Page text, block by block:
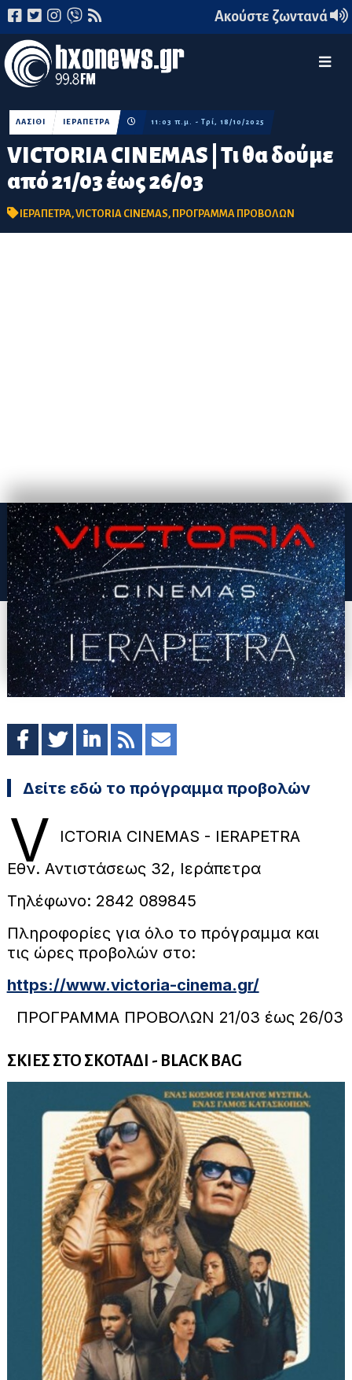
Ακούστε ζωντανά
VICTORIA CINEMAS | Τι θα δούμε
από 21/03 έως 26/03
ΛΑΣΙΘΙ ΙΕΡΑΠΕΤΡΑ 11:03 π.μ. - Τρί, 18/10/2025
ΙΕΡΑΠΕΤΡΑ,VICTORIA CINEMAS, ΠΡΟΓΡΑΜΜΑ ΠΡΟΒΟΛΩΝ
Δείτε εδώ το πρόγραμμα προβολών
V
ICTORIA CINEMAS - IERAPETRA
Εθν. Αντιστάσεως 32, Ιεράπετρα
Τηλέφωνο: 2842 089845
Πληροφορίες για όλο το πρόγραμμα και
τις ώρες προβολών στο:
https://www.victoria-cinema.gr/
ΠΡΟΓΡΑΜΜΑ ΠΡΟΒΟΛΩΝ 21/03 έως 26/03
ΣΚΙΕΣ ΣΤΟ ΣΚΟΤΑΔΙ - BLACK BAG